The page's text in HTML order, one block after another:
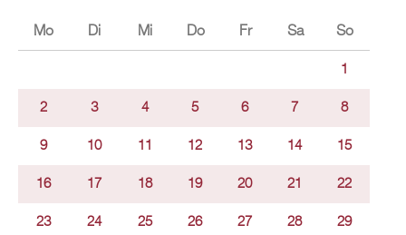
Mo Di Mi Do Fr Sa So
1
2 3 4 5 6 7 8
9 10 11 12 13 14 15
16 17 18 19 20 21 22
23 24 25 26 27 28 29